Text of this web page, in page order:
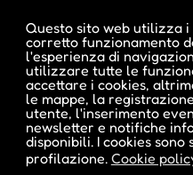
Questo sito web utilizza
corretto funzionamento
l'esperienza di
utilizzare tutte le
accettare i cookies,
le mappe, la
utente, l'inserimento
newsletter e notifiche
disponibili. I cookies sono
profilazione. Cookie
L'evento si tiene dal 13
Note
ore